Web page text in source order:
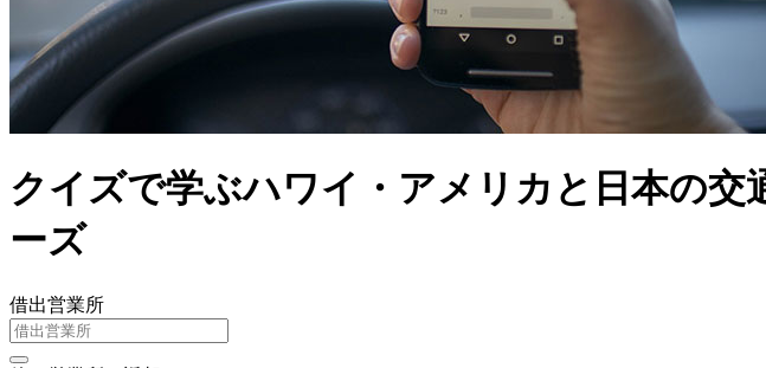
クイズで学ぶハワイ・アメリカと日本の
ーズ
借出営業所